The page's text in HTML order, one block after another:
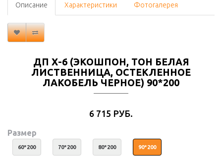
Описание Характеристики Фотогалерея
ДП Х-6 (ЭКОШПОН, ТОН БЕЛАЯ
ЛИСТВЕННИЦА, ОСТЕКЛЕННОЕ
ЛАКОБЕЛЬ ЧЕРНОЕ) 90*200
6 715 РУБ.
Размер
60*200 70*200 80*200 90*200